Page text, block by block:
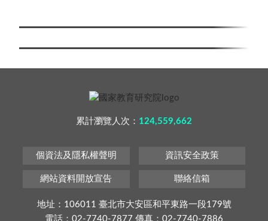
累計瀏覽人次： 124,559,662
個資法及隱私權聲明 資訊安全政策
網站資料開放宣告 聯絡信箱
地址：106011 臺北市大安區和平東路一段179號
電話：02-7740-7877 傳真：02-7740-7886